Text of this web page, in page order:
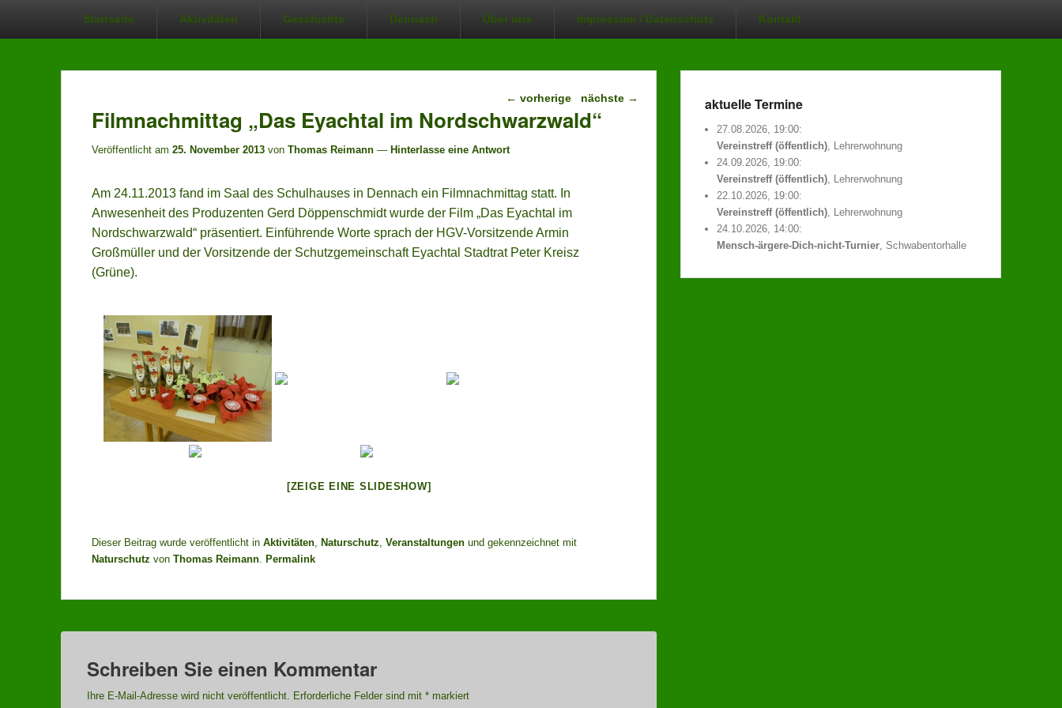
aktuelle Termine
27.08.2026, 19:00:
Vereinstreff (öffentlich)
24.09.2026, 19:00:
22.10.2026, 19:00:
Startseite Aktivitäten Geschichte Dennach Über uns Impressum / Datenschutz Kontakt
Beitragsnavigation
← vorherige nächste →
Filmnachmittag „Das Eyachtal im Nordschwarzwald“
Veröffentlicht am 25. November 2013 von Thomas Reimann — Hinterlasse eine Antwort
Am 24.11.2013 fand im Saal des Schulhauses in Dennach ein Filmnachmittag statt. In
Anwesenheit des Produzenten Gerd Döppenschmidt wurde der Film „Das Eyachtal im
Nordschwarzwald“ präsentiert. Einführende Worte sprach der HGV-Vorsitzende Armin
Großmüller und der Vorsitzende der Schutzgemeinschaft Eyachtal Stadtrat Peter Kreisz
(Grüne).
[ZEIGE EINE SLIDESHOW]
Dieser Beitrag wurde veröffentlicht in Aktivitäten Naturschutz Veranstaltungen und gekennzeichnet mit
Naturschutz von Thomas Reimann Permalink
Schreiben Sie einen Kommentar
Ihre E-Mail-Adresse wird nicht veröffentlicht. Erforderliche Felder sind mit * markiert
aktuelle Termine
27.08.2026, 19:00:
Vereinstreff (öffentlich), Lehrerwohnung
24.09.2026, 19:00:
Vereinstreff (öffentlich), Lehrerwohnung
22.10.2026, 19:00:
Vereinstreff (öffentlich), Lehrerwohnung
24.10.2026, 14:00:
Mensch-ärgere-Dich-nicht-Turnier, Schwabentorhalle